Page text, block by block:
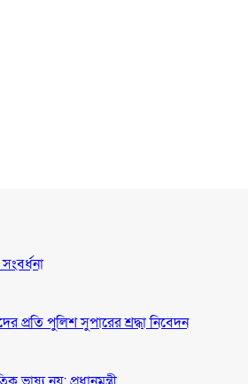
প্রতি পুলিশ সুপারের শ্রদ্ধা নিবেদন